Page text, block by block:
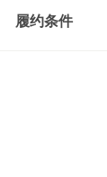
履约条件